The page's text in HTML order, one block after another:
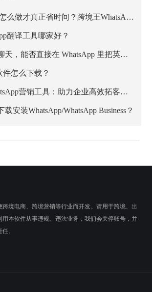
WhatsApp翻译怎么做才真正省时间？跨境王WhatsApp客服系统的正确用法
翻译工具哪家好？
我跟外国客户聊天，能否直接在 WhatsApp 里把英文消息翻成中文？
件怎么下载？
2025年5款WhatsApp营销工具：助力企业高效拓客与私域增长
安装WhatsApp/WhatsApp Business？
境电商、跨境营销等行业而开发。请用于跨境、出
用本软件从事违规、违法业务，我们会关停账号，并
。